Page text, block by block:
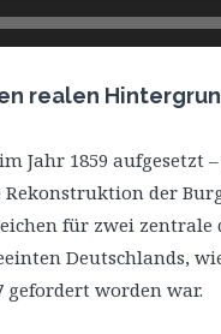
realen
Jahr 1859 aufgesetzt
Rekonstruktion der
für zwei zentrale
Deutschlands,
gefordert worden war.